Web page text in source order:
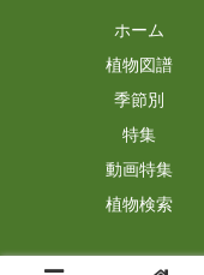
ホーム
植物図譜
季節別
特集
動画特集
植物検索